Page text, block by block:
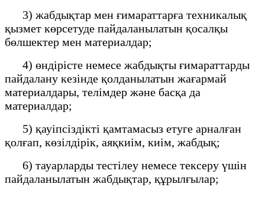
3) жабдықтар мен ғимараттарға техникалық
қызмет көрсетуде пайдаланылатын қосалқы
бөлшектер мен материалдар;
4) өндірісте немесе жабдықты ғимараттарды
пайдалану кезінде қолданылатын жағармай
материалдары, телімдер және басқа да
материалдар;
5) қауіпсіздікті қамтамасыз етуге арналған
қолғап, көзілдірік, аяқкиім, киім, жабдық;
6) тауарларды тестілеу немесе тексеру үшін
пайдаланылатын жабдықтар, құрылғылар;